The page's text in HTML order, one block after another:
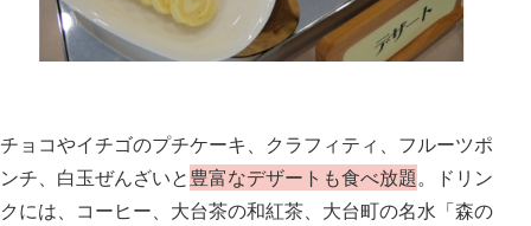
チョコやイチゴのプチケーキ、クラフィティ、フルーツポ
ンチ、白玉ぜんざいと豊富なデザートも食べ放題。ドリン
クには、コーヒー、大台茶の和紅茶、大台町の名水「森の